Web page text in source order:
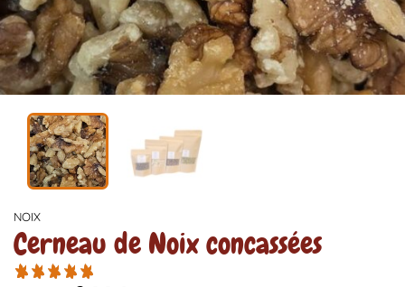
NOIX
Cerneau de Noix concassées